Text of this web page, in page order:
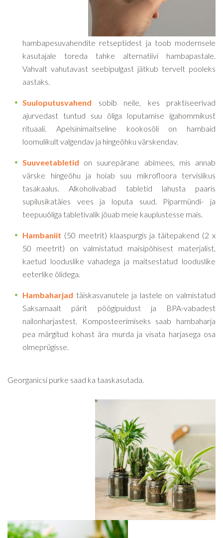
hambapesuvahendite retseptidest ja toob modernsele
kasutajale toreda tahke alternatiivi hambapastale.
Vahvalt vahutavast seebipulgast jätkub tervelt pooleks
aastaks.
Suuloputusvahend
sobib neile, kes praktiseerivad
ajurvedast tuntud suu õliga loputamise igahommikust
rituaali. Apelsinimaitseline kookosõli on hambaid
loomulikult valgendav ja hingeõhku värskendav.
Suuveetabletid on suurepärane abimees, mis annab
värske hingeõhu ja hoiab suu mikrofloora tervislikus
tasakaalus. Alkoholivabad tabletid lahusta paaris
supilusikatäies vees ja loputa suud. Piparmündi- ja
teepuuõliga tabletivalik jõuab meie kauplustesse mais.
Hambaniit (50 meetrit) klaaspurgis ja täitepakend (2 x
50 meetrit) on valmistatud maisipõhisest materjalist,
kaetud looduslike vahadega ja maitsestatud looduslike
eeterlike õlidega.
Hambaharjad täiskasvanutele ja lastele on valmistatud
Saksamaalt pärit pöögipuidust ja BPA-vabadest
nailonharjastest. Komposteerimiseks saab hambaharja
pea märgitud kohast ära murda ja visata harjasega osa
olmeprügisse.
Georganicsi purke saad ka taaskasutada.